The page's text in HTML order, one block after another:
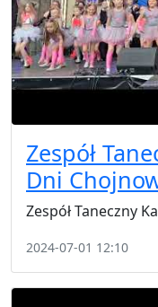
Zespół
Dni
Zespół Taneczny
2024-07-01 12:10